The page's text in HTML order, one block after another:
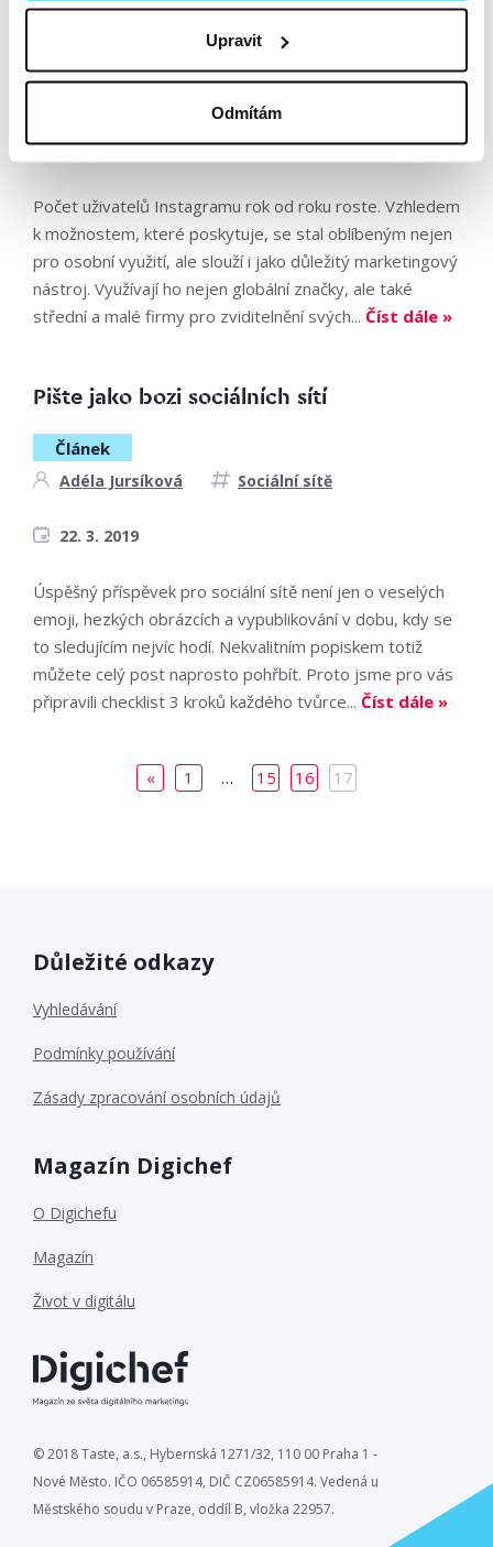
Upravit
Odmítám
funkce, které nabízí?
22. 3. 2019
Počet uživatelů Instagramu rok od roku roste. Vzhledem
k možnostem, které poskytuje, se stal oblíbeným nejen
pro osobní využití, ale slouží i jako důležitý marketingový
nástroj. Využívají ho nejen globální značky, ale také
střední a malé firmy pro zviditelnění svých... Číst dále »
Pište jako bozi sociálních sítí
Článek
Adéla Jursíková Sociální sítě
22. 3. 2019
Úspěšný příspěvek pro sociální sítě není jen o veselých
emoji, hezkých obrázcích a vypublikování v dobu, kdy se
to sledujícím nejvíc hodí. Nekvalitním popiskem totiž
můžete celý post naprosto pohřbít. Proto jsme pro vás
připravili checklist 3 kroků každého tvůrce... Číst dále »
« 1 … 15 16 17
Důležité odkazy
Vyhledávání
Podmínky používání
Zásady zpracování osobních údajů
Magazín Digichef
O Digichefu
Magazín
Život v digitálu
© 2018 Taste, a.s., Hybernská 1271/32, 110 00 Praha 1 -
Nové Město. IČO 06585914, DIČ CZ06585914. Vedená u
Městského soudu v Praze, oddíl B, vložka 22957.